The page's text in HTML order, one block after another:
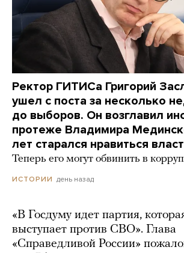
Ректор ГИТИСа Григорий
ушел с поста за несколько
до выборов. Он возглавил
протеже Владимира
лет старался нравиться
Теперь его могут обвинить в
ИСТОРИИ день назад
«В Госдуму идет партия,
выступает против СВО». Глава
«Справедливой России»